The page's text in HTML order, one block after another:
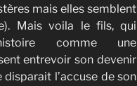
mais elles semblent
Mais voila le fils, qui
comme une
entrevoir son devenir
l’accuse de son